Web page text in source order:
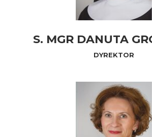
S. MGR DANUTA
DYREKTOR